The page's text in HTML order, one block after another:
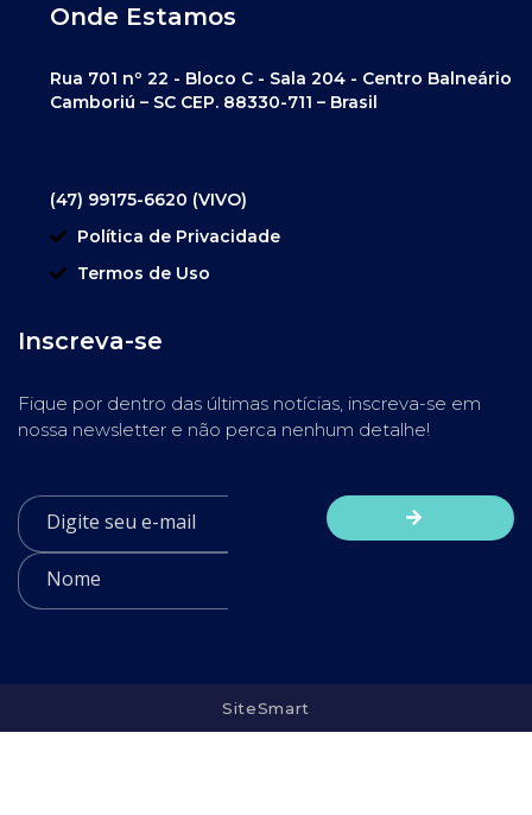
Onde Estamos
Rua 701 nº 22 - Bloco C - Sala 204 - Centro Balneário
Camboriú – SC CEP. 88330-711 – Brasil
(47) 99175-6620 (VIVO)
Política de Privacidade
Termos de Uso
Inscreva-se
Fique por dentro das últimas notícias, inscreva-se em
nossa newsletter e não perca nenhum detalhe!
SiteSmart